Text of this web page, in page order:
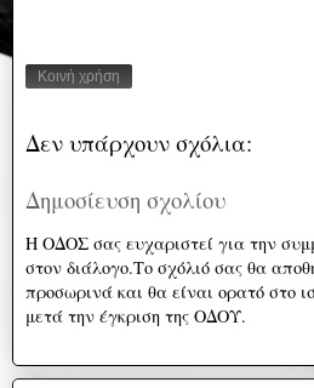
Κοινή χρήση
Δεν υπάρχουν σχόλια:
Δημοσίευση σχολίου
Η ΟΔΟΣ σας ευχαριστεί για την
στον διάλογο.Το σχόλιό σας θα
προσωρινά και θα είναι ορατό στο
μετά την έγκριση της ΟΔΟΥ.